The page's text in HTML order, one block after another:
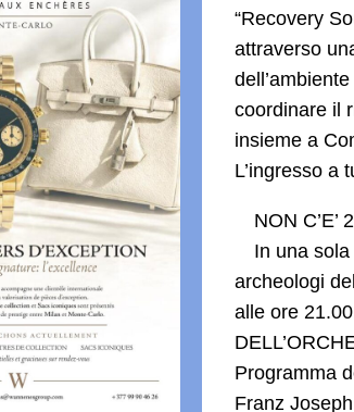
“Recovery
attraverso
coordinare il
insieme a
L’ingresso a
NON C’E’
In una
archeologi
alle ore
Programma
Franz